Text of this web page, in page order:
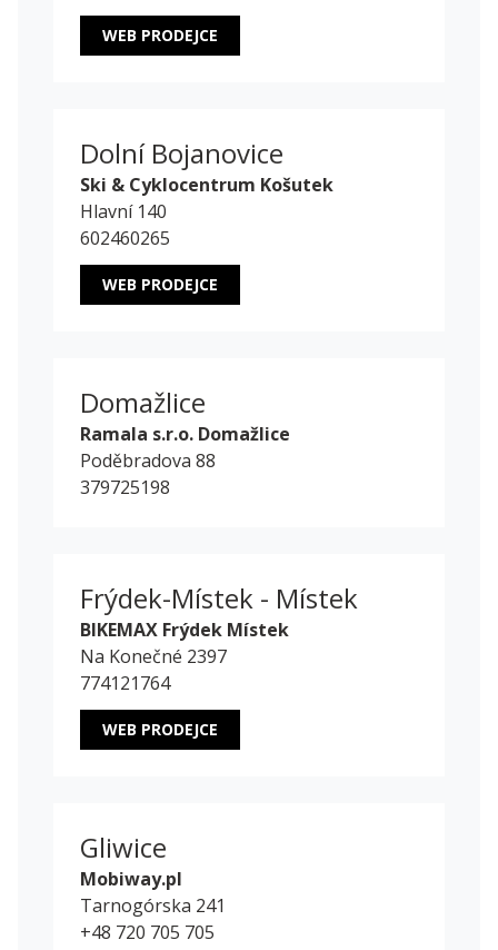
WEB PRODEJCE
Dolní Bojanovice
Ski & Cyklocentrum Košutek
Hlavní 140
602460265
WEB PRODEJCE
Domažlice
Ramala s.r.o. Domažlice
Poděbradova 88
379725198
Frýdek-Místek - Místek
BIKEMAX Frýdek Místek
Na Konečné 2397
774121764
WEB PRODEJCE
Gliwice
Mobiway.pl
Tarnogórska 241
+48 720 705 705